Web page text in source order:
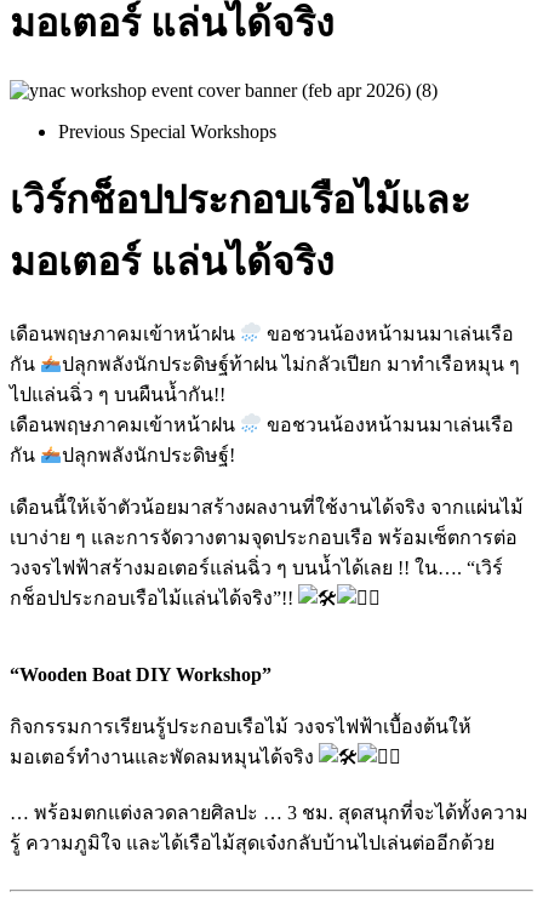
มอเตอร์ แล่นได้จริง
Previous Special Workshops
เวิร์กช็อปประกอบเรือไม้และ
มอเตอร์ แล่นได้จริง
เดือนพฤษภาคมเข้าหน้าฝน
ขอชวนน้องหน้ามนมาเล่นเรือ
กัน
ปลุกพลังนักประดิษฐ์ท้าฝน ไม่กลัวเปียก มาทำเรือหมุน ๆ
ไปแล่นฉิ่ว ๆ บนผืนน้ำกัน!!
เดือนพฤษภาคมเข้าหน้าฝน
ขอชวนน้องหน้ามนมาเล่นเรือ
กัน
ปลุกพลังนักประดิษฐ์!
เดือนนี้ให้เจ้าตัวน้อยมาสร้างผลงานที่ใช้งานได้จริง จากแผ่นไม้
เบาง่าย ๆ และการจัดวางตามจุดประกอบเรือ พร้อมเซ็ตการต่อ
วงจรไฟฟ้าสร้างมอเตอร์แล่นฉิ่ว ๆ บนน้ำได้เลย !! ใน…. “เวิร์
กช็อปประกอบเรือไม้แล่นได้จริง”!!
“Wooden Boat DIY Workshop”
กิจกรรมการเรียนรู้ประกอบเรือไม้ วงจรไฟฟ้าเบื้องต้นให้
มอเตอร์ทำงานและพัดลมหมุนได้จริง
… พร้อมตกแต่งลวดลายศิลปะ … 3 ชม. สุดสนุกที่จะได้ทั้งความ
รู้ ความภูมิใจ และได้เรือไม้สุดเจ๋งกลับบ้านไปเล่นต่ออีกด้วย